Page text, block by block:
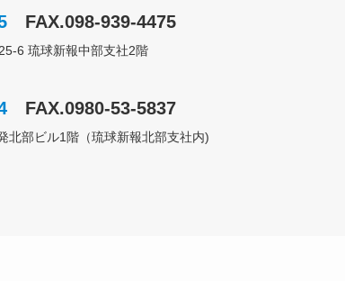
FAX.098-939-4475
6 琉球新報中部支社2階
FAX.0980-53-5837
北部ビル1階（琉球新報北部支社内)